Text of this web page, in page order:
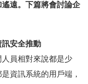
遠。下篇將會討論企
安全推動
員相對來說都是少
資訊系統的用戶端，